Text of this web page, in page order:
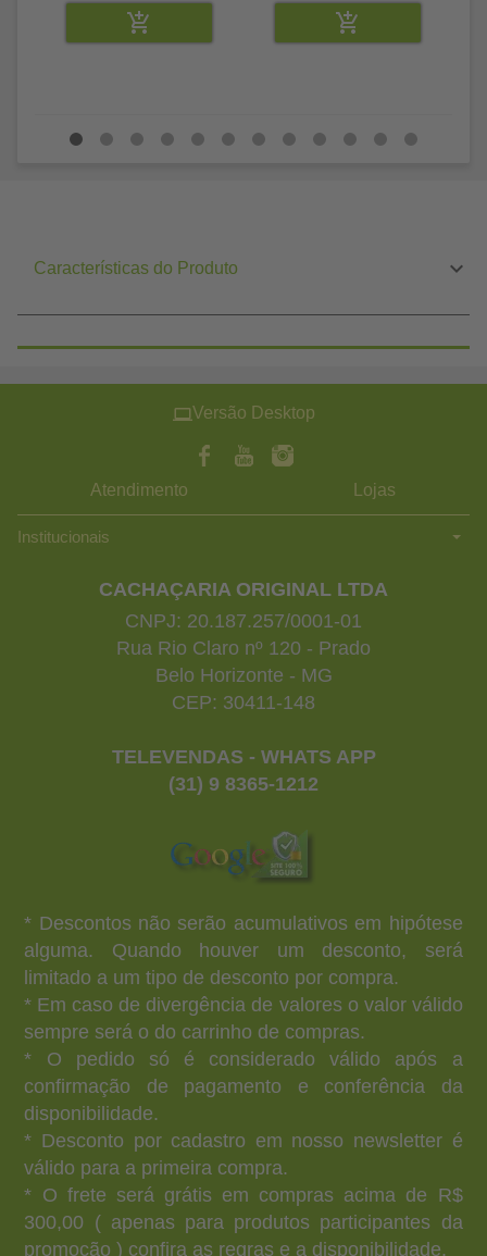
Características do Produto
Versão Desktop
Atendimento Lojas
Institucionais
CACHAÇARIA ORIGINAL LTDA
CNPJ: 20.187.257/0001-01
Rua Rio Claro nº 120 - Prado
Belo Horizonte - MG
CEP: 30411-148
TELEVENDAS - WHATS APP
(31) 9 8365-1212
* Descontos não serão acumulativos em hipótese
alguma. Quando houver um desconto, será
limitado a um tipo de desconto por compra.
* Em caso de divergência de valores o valor válido
sempre será o do carrinho de compras.
* O pedido só é considerado válido após a
confirmação de pagamento e conferência da
disponibilidade.
* Desconto por cadastro em nosso newsletter é
válido para a primeira compra.
* O frete será grátis em compras acima de R$
300,00 ( apenas para produtos participantes da
promoção ) confira as regras e a disponibilidade.